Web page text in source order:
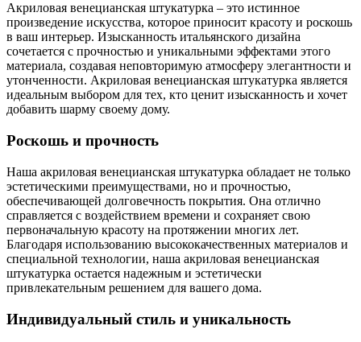
Акриловая венецианская штукатурка – это истинное
произведение искусства, которое приносит красоту и роскошь
в ваш интерьер. Изысканность итальянского дизайна
сочетается с прочностью и уникальными эффектами этого
материала, создавая неповторимую атмосферу элегантности и
утонченности. Акриловая венецианская штукатурка является
идеальным выбором для тех, кто ценит изысканность и хочет
добавить шарму своему дому.
Роскошь и прочность
Наша акриловая венецианская штукатурка обладает не только
эстетическими преимуществами, но и прочностью,
обеспечивающей долговечность покрытия. Она отлично
справляется с воздействием времени и сохраняет свою
первоначальную красоту на протяжении многих лет.
Благодаря использованию высококачественных материалов и
специальной технологии, наша акриловая венецианская
штукатурка остается надежным и эстетически
привлекательным решением для вашего дома.
Индивидуальный стиль и уникальность